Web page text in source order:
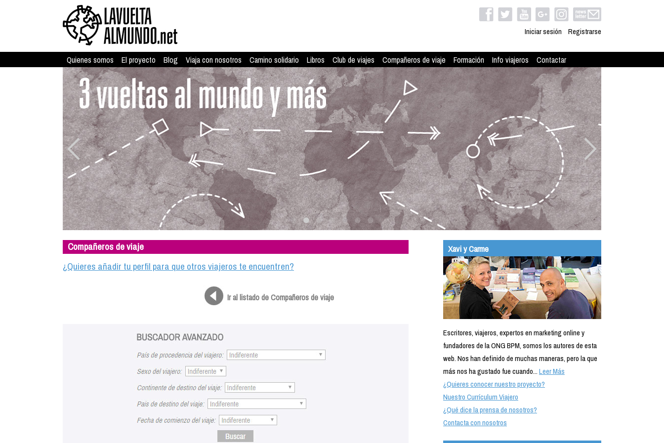
Iniciar sesión Registrarse
Quienes somos El proyecto Blog Viaja con nosotros Camino solidario Libros Club de viajes Compañeros de viaje Formación Info viajeros Contactar
Compañeros de viaje
¿Quieres añadir tu perfil para que otros viajeros te encuentren?
Ir al listado de Compañeros de viaje
Xavi y Carme
Escritores, viajeros, expertos en marketing online y
fundadores de la ONG BPM, somos los autores de esta
web. Nos han definido de muchas maneras, pero la que
más nos ha gustado fue cuando...Leer Más
¿Quieres conocer nuestro proyecto?
Nuestro Currículum Viajero
¿Qué dice la prensa de nosotros?
Contacta con nosotros